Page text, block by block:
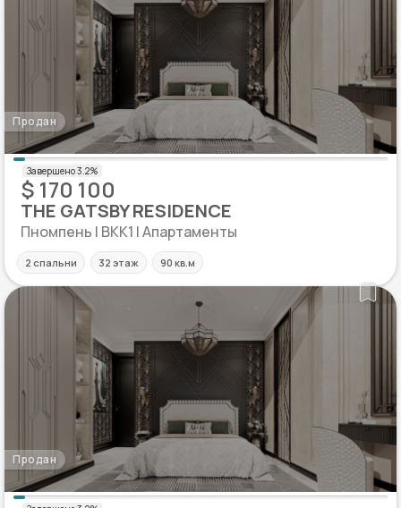
Продан
$ 170 100
THE GATSBY RESIDENCE
Пномпень | BKK1 | Апартаменты
2 спальни 32 этаж 90 кв.м
Продан